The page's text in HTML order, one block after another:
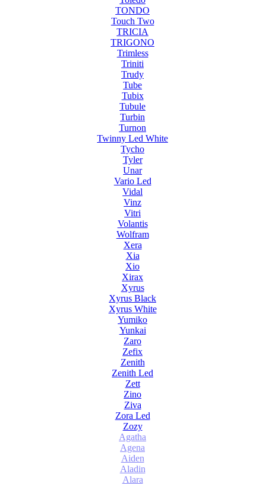
TONDO
Touch Two
TRICIA
TRIGONO
Trimless
Triniti
Trudy
Tube
Tubix
Tubule
Turbin
Turnon
Twinny Led White
Tycho
Tyler
Unar
Vario Led
Vidal
Vinz
Vitri
Volantis
Wolfram
Xera
Xia
Xio
Xirax
Xyrus
Xyrus Black
Xyrus White
Yumiko
Yunkai
Zaro
Zefix
Zenith
Zenith Led
Zett
Zino
Ziva
Zora Led
Zozy
Agatha
Agena
Aiden
Aladin
Alara